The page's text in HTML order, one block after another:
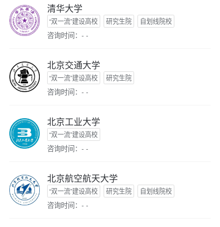
清华大学
“双一流”建设高校 研究生院 自划线院校
咨询时间：- -
北京交通大学
“双一流”建设高校 研究生院
咨询时间：- -
北京工业大学
“双一流”建设高校
咨询时间：- -
北京航空航天大学
“双一流”建设高校 研究生院 自划线院校
咨询时间：- -